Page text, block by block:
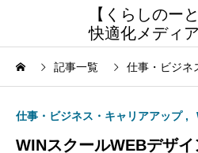
【くらしのー
快適化メディア
記事一覧 仕事・ビジネ
仕事・ビジネス・キャリアアップ
WINスクールWEBデザ